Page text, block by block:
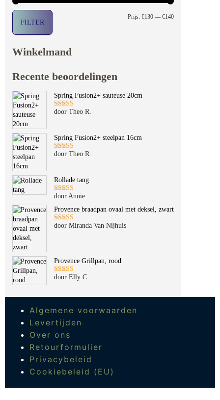
Min. prijs
Max. prijs
FILTER
Prijs: €130 — €140
Winkelmand
Recente beoordelingen
Spring Fusion2+ sauteuse 20cm
Gewaardeerd
door Theo R.
Spring Fusion2+ steelpan 16cm
Gewaardeerd
door Theo R.
Rollade tang
Gewaardeerd
door Annie
Provence braadpan ovaal met deksel, zwart
Gewaardeerd
door Miranda Van Nijhuis
Provence Grillpan, rood
Gewaardeerd
door Elly C.
Algemene voorwaarden
Levertijden
Over ons
Retourformulier
Privacybeleid
Cookiebeleid (EU)